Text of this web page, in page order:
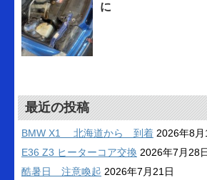
に
最近の投稿
BMW X1 北海道から 到着 2026年8月
E36 Z3 ヒーターコア交換 2026年7月28
酷暑日 注意喚起 2026年7月21日